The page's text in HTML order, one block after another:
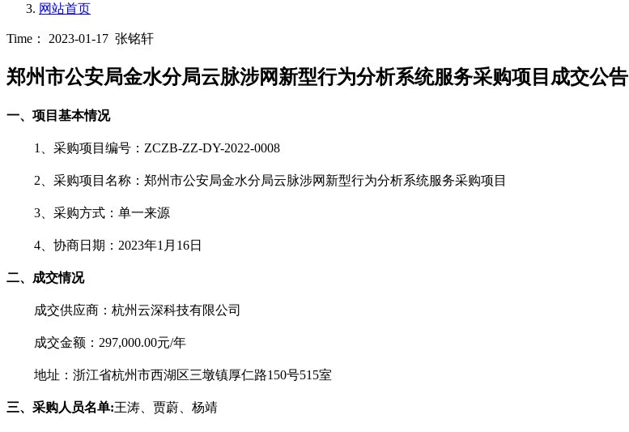
网站首页
Time： 2023-01-17 张铭轩
郑州市公安局金水分局云脉涉网新型行为分析系统服务采购项目成交公告
一、 项目基本情况
1、采购项目编号： ZCZB-ZZ-DY-2022-0008
2、采购项目名称： 郑州市公安局金水分局云脉涉网新型行为分析系统服务采购项目
3、采购方式： 单一来源
4、协商日期： 2023年1 月 16日
二、 成交情况
成交供应商：杭州云深科技有限公司
成交金额： 297,000.00元/年
地址：浙江省杭州市西湖区三墩镇厚仁路150号515室
三、 采购人员名单:王涛 、贾蔚、杨靖